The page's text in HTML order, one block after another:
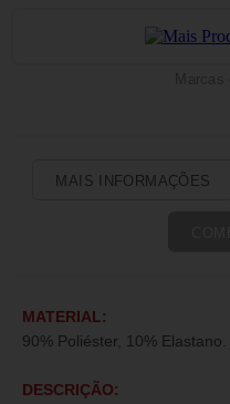
MAIS INFORMAÇÕES
MATERIAL:
90% Poliéster, 10% Elastano.
DESCRIÇÃO: